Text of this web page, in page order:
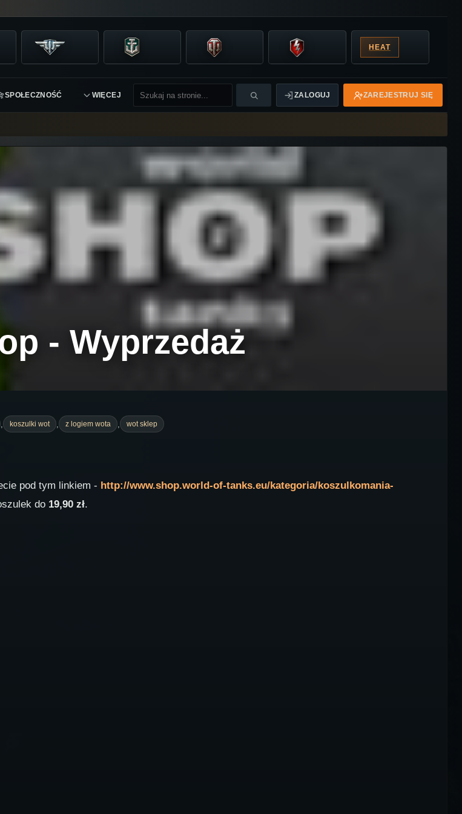
HEAT
SPOŁECZNOŚĆ WIĘCEJ ZALOGUJ ZAREJESTRUJ SIĘ
- Wyprzedaż
, koszulki wot , z logiem wota , wot sklep
pod tym linkiem - http://www.shop.world-of-tanks.eu/kategoria/koszulkomania-
do 19,90 zł.